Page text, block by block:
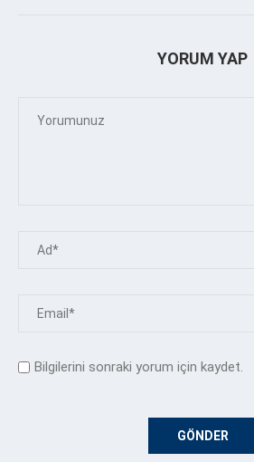
YORUM YAP
Bilgilerini sonraki yorum için kaydet.